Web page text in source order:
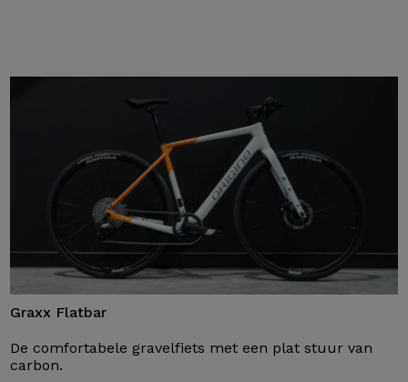
Graxx Flatbar
De comfortabele gravelfiets met een plat stuur van
carbon.